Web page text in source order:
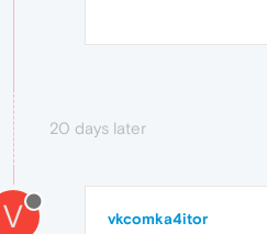
20 days later
V vkcomka4itor